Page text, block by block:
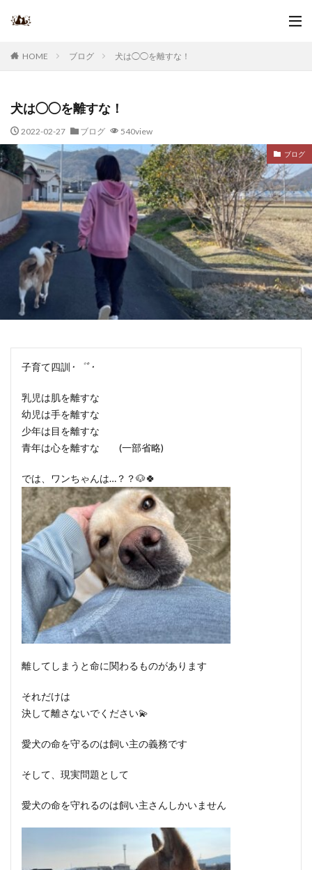
HOME ブログ 犬は◯◯を離すな！
犬は◯◯を離すな！
2022-02-27 ブログ 540view
ブログ
子育て四訓 ･゜ﾟ･
乳児は肌を離すな
幼児は手を離すな
少年は目を離すな
青年は心を離すな (一部省略)
では、ワンちゃんは…？？🐶🍀
離してしまうと命に関わるものがあります
それだけは
決して離さないでください💫
愛犬の命を守るのは飼い主の義務です
そして、現実問題として
愛犬の命を守れるのは飼い主さんしかいません